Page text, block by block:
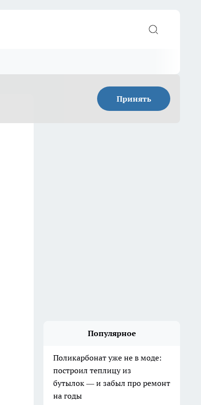
Принять
Популярное
Поликарбонат уже не в моде:
построил теплицу из
бутылок — и забыл про ремонт
на годы